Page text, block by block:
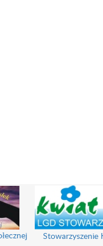
Stowarzyszenie